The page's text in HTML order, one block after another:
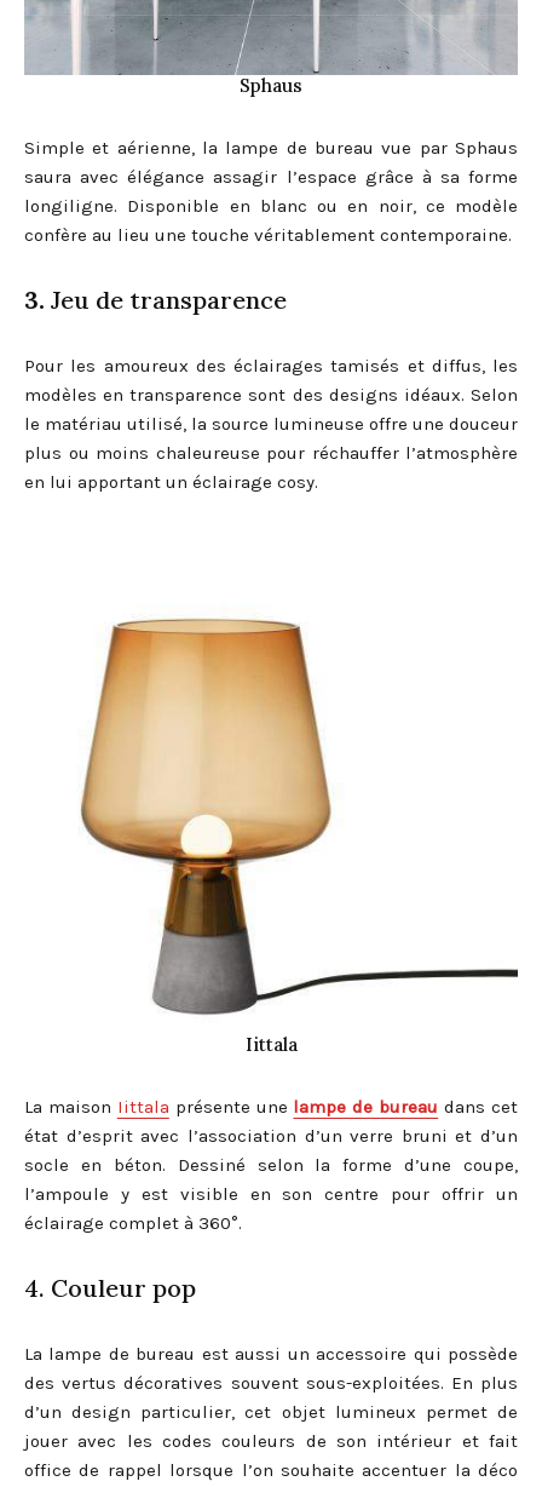
Sphaus
Simple et aérienne, la lampe de bureau vue par Sphaus
saura avec élégance assagir l’espace grâce à sa forme
longiligne. Disponible en blanc ou en noir, ce modèle
confère au lieu une touche véritablement contemporaine.
3. Jeu de transparence
Pour les amoureux des éclairages tamisés et diffus, les
modèles en transparence sont des designs idéaux. Selon
le matériau utilisé, la source lumineuse offre une douceur
plus ou moins chaleureuse pour réchauffer l’atmosphère
en lui apportant un éclairage cosy.
Iittala
La maison Iittala présente une lampe de bureau dans cet
état d’esprit avec l’association d’un verre bruni et d’un
socle en béton. Dessiné selon la forme d’une coupe,
l’ampoule y est visible en son centre pour offrir un
éclairage complet à 360°.
4. Couleur pop
La lampe de bureau est aussi un accessoire qui possède
des vertus décoratives souvent sous-exploitées. En plus
d’un design particulier, cet objet lumineux permet de
jouer avec les codes couleurs de son intérieur et fait
office de rappel lorsque l’on souhaite accentuer la déco